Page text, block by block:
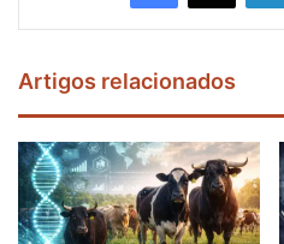
Artigos relacionados